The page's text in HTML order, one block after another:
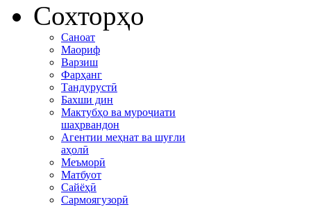
Сохторҳо
Саноат
Маориф
Варзиш
Фарҳанг
Тандурустӣ
Бахши дин
Мактубҳо ва муроҷиати
шаҳрвандон
Агентии меҳнат ва шуғли
аҳолӣ
Меъморӣ
Матбуот
Сайёҳӣ
Сармоягузорӣ